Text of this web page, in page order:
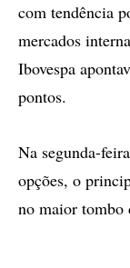
com tendência
mercados
Ibovespa
pontos.
Na segunda-
opções, o
no maior tombo